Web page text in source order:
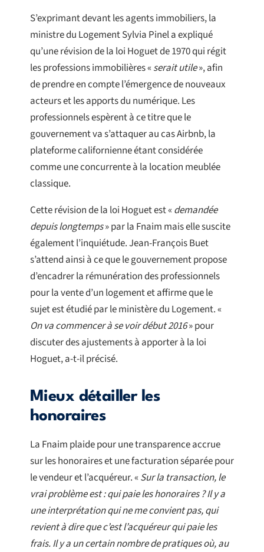
S’exprimant devant les agents immobiliers, la
ministre du Logement Sylvia Pinel a expliqué
qu’une révision de la loi Hoguet de 1970 qui régit
les professions immobilières «serait utile», afin
de prendre en compte l’émergence de nouveaux
acteurs et les apports du numérique. Les
professionnels espèrent à ce titre que le
gouvernement va s’attaquer au cas Airbnb, la
plateforme californienne étant considérée
comme une concurrente à la location meublée
classique.
Cette révision de la loi Hoguet est «demandée
depuis longtemps» par la Fnaim mais elle suscite
également l’inquiétude. Jean-François Buet
s’attend ainsi à ce que le gouvernement propose
d’encadrer la rémunération des professionnels
pour la vente d’un logement et affirme que le
sujet est étudié par le ministère du Logement. «
On va commencer à se voir début 2016» pour
discuter des ajustements à apporter à la loi
Hoguet, a-t-il précisé.
Mieux détailler les
honoraires
La Fnaim plaide pour une transparence accrue
sur les honoraires et une facturation séparée pour
le vendeur et l’acquéreur. «Sur la transaction, le
vrai problème est : qui paie les honoraires ? Il y a
une interprétation qui ne me convient pas, qui
revient à dire que c’est l’acquéreur qui paie les
frais. Il y a un certain nombre de pratiques où, au